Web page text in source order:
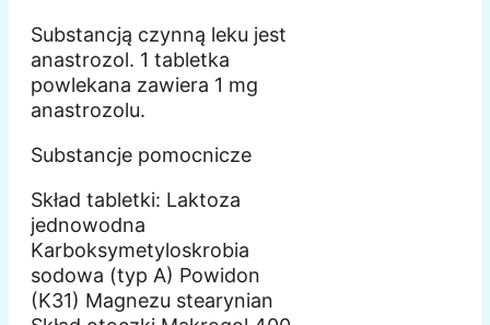
Substancją czynną leku jest
anastrozol. 1 tabletka
powlekana zawiera 1 mg
anastrozolu.
Substancje pomocnicze
Skład tabletki: Laktoza
jednowodna
Karboksymetyloskrobia
sodowa (typ A) Powidon
(K31) Magnezu stearynian